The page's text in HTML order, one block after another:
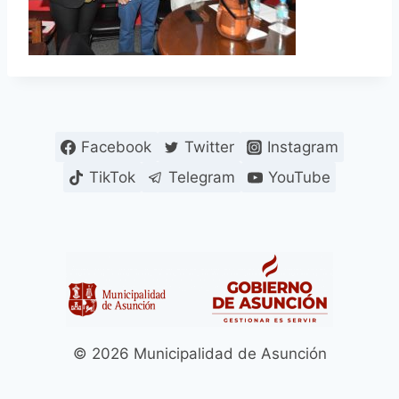
Facebook Twitter
Instagram
TikTok
Telegram YouTube
© 2026 Municipalidad de Asunción